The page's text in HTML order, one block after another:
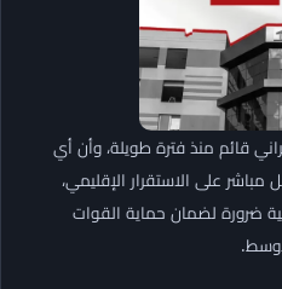
قائم منذ فترة طويلة، وأن أي
على الاستقرار الإقليمي،
ضرورة لضمان حماية القوات